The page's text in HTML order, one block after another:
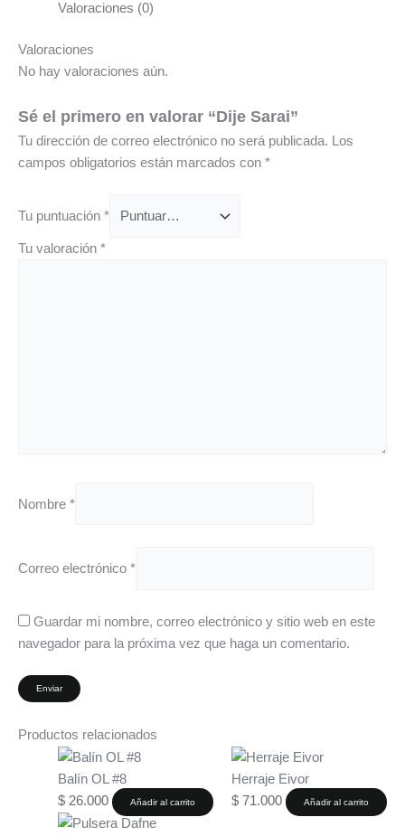
Valoraciones (0)
Valoraciones
No hay valoraciones aún.
Sé el primero en valorar “Dije Sarai”
Tu dirección de correo electrónico no será publicada.
Los
campos obligatorios están marcados con *
Tu puntuación *
Tu valoración *
Nombre *
Correo electrónico *
Guardar mi nombre, correo electrónico y sitio web en este
navegador para la próxima vez que haga un comentario.
Productos relacionados
Balín OL #8
$26.000 Añadir al carrito
Herraje Eivor
$71.000 Añadir al carrito